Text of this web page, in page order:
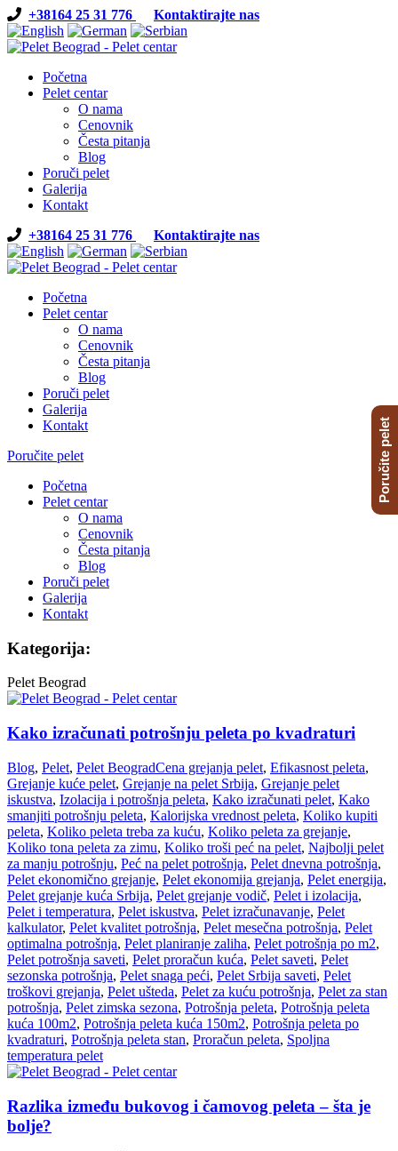
+38164 25 31 776 Kontaktirajte nas
Početna
Pelet centar
O nama
Cenovnik
Česta pitanja
Blog
Poruči pelet
Galerija
Kontakt
+38164 25 31 776
Kontaktirajte nas
Početna
Pelet centar
O nama
Cenovnik
Česta pitanja
Blog
Poruči pelet
Galerija
Kontakt
Poručite pelet
Početna
Pelet centar
O nama
Cenovnik
Česta pitanja
Blog
Poruči pelet
Galerija
Kontakt
Kategorija:
Pelet Beograd
Kako izračunati potrošnju peleta po kvadraturi
Blog, Pelet, Pelet BeogradCena grejanja pelet, Efikasnost peleta,
Grejanje kuće pelet, Grejanje na pelet Srbija, Grejanje pelet
iskustva, Izolacija i potrošnja peleta, Kako izračunati pelet, Kako
smanjiti potrošnju peleta, Kalorijska vrednost peleta, Koliko kupiti
peleta, Koliko peleta treba za kuću, Koliko peleta za grejanje,
Koliko tona peleta za zimu, Koliko troši peć na pelet, Najbolji pelet
za manju potrošnju, Peć na pelet potrošnja, Pelet dnevna potrošnja,
Pelet ekonomično grejanje, Pelet ekonomija grejanja, Pelet energija,
Pelet grejanje kuća Srbija, Pelet grejanje vodič, Pelet i izolacija,
Pelet i temperatura, Pelet iskustva, Pelet izračunavanje, Pelet
kalkulator, Pelet kvalitet potrošnja, Pelet mesečna potrošnja, Pelet
optimalna potrošnja, Pelet planiranje zaliha, Pelet potrošnja po m2,
Pelet potrošnja saveti, Pelet proračun kuća, Pelet saveti, Pelet
sezonska potrošnja, Pelet snaga peći, Pelet Srbija saveti, Pelet
troškovi grejanja, Pelet ušteda, Pelet za kuću potrošnja, Pelet za stan
potrošnja, Pelet zimska sezona, Potrošnja peleta, Potrošnja peleta
kuća 100m2, Potrošnja peleta kuća 150m2, Potrošnja peleta po
kvadraturi, Potrošnja peleta stan, Proračun peleta, Spoljna
temperatura pelet
Razlika između bukovog i čamovog peleta – šta je
bolje?
Poručite pelet